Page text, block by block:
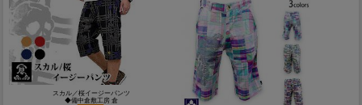
スカル／桜イージーパンツ
◆備中倉敷工房 倉